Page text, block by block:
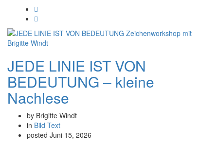
JEDE LINIE IST VON
BEDEUTUNG – kleine
Nachlese
by Brigitte Windt
in Bild Text
posted Juni 15, 2026